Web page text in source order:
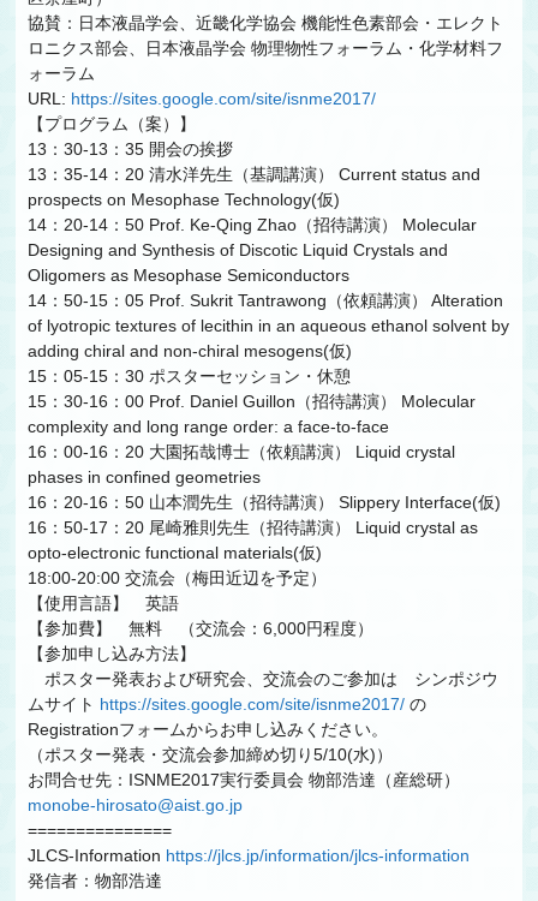
協賛：日本液晶学会、近畿化学協会 機能性色素部会・エレクト
ロニクス部会、日本液晶学会 物理物性フォーラム・化学材料フ
ォーラム
URL: https://sites.google.com/site/isnme2017/
【プログラム（案）】
13：30-13：35 開会の挨拶
13：35-14：20 清水洋先生（基調講演） Current status and
prospects on Mesophase Technology(仮)
14：20-14：50 Prof. Ke-Qing Zhao（招待講演） Molecular
Designing and Synthesis of Discotic Liquid Crystals and
Oligomers as Mesophase Semiconductors
14：50-15：05 Prof. Sukrit Tantrawong（依頼講演） Alteration
of lyotropic textures of lecithin in an aqueous ethanol solvent by
adding chiral and non-chiral mesogens(仮)
15：05-15：30 ポスターセッション・休憩
15：30-16：00 Prof. Daniel Guillon（招待講演） Molecular
complexity and long range order: a face-to-face
16：00-16：20 大園拓哉博士（依頼講演） Liquid crystal
phases in confined geometries
16：20-16：50 山本潤先生（招待講演） Slippery Interface(仮)
16：50-17：20 尾崎雅則先生（招待講演） Liquid crystal as
opto-electronic functional materials(仮)
18:00-20:00 交流会（梅田近辺を予定）
【使用言語】 英語
【参加費】 無料 （交流会：6,000円程度）
【参加申し込み方法】
ポスター発表および研究会、交流会のご参加は シンポジウ
ムサイト https://sites.google.com/site/isnme2017/ の
Registrationフォームからお申し込みください。
（ポスター発表・交流会参加締め切り5/10(水)）
お問合せ先：ISNME2017実行委員会 物部浩達（産総研）
monobe-hirosato@aist.go.jp
===============
JLCS-Information https://jlcs.jp/information/jlcs-information
発信者：物部浩達